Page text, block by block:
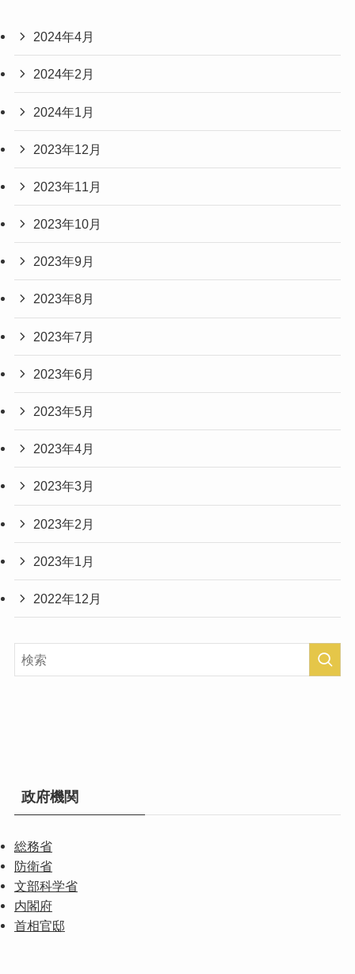
2024年4月
2024年2月
2024年1月
2023年12月
2023年11月
2023年10月
2023年9月
2023年8月
2023年7月
2023年6月
2023年5月
2023年4月
2023年3月
2023年2月
2023年1月
2022年12月
政府機関
総務省
防衛省
文部科学省
内閣府
首相官邸